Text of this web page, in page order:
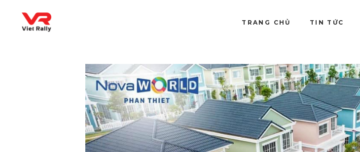
TRANG CHỦ TIN TỨC